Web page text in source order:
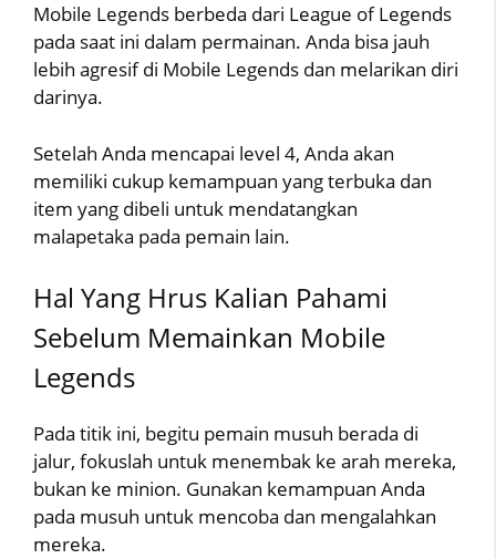
Mobile Legends berbeda dari League of Legends
pada saat ini dalam permainan. Anda bisa jauh
lebih agresif di Mobile Legends dan melarikan diri
darinya.
Setelah Anda mencapai level 4, Anda akan
memiliki cukup kemampuan yang terbuka dan
item yang dibeli untuk mendatangkan
malapetaka pada pemain lain.
Hal Yang Hrus Kalian Pahami
Sebelum Memainkan Mobile
Legends
Pada titik ini, begitu pemain musuh berada di
jalur, fokuslah untuk menembak ke arah mereka,
bukan ke minion. Gunakan kemampuan Anda
pada musuh untuk mencoba dan mengalahkan
mereka.